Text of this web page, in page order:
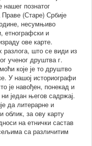
нашег познатог
(Старе) Србије
несумњиво
етнографски и
ове карте.
разлога, што се види из
ученог друштва г.
које је то друштво
У нашој историографи
је навођен, понекад и
један његов садржај.
да литерарне и
облик, за ову карту
на етнички састав
са различитим